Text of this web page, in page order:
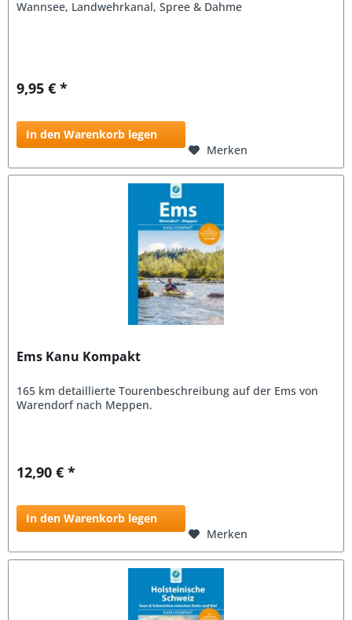
Wannsee, Landwehrkanal, Spree & Dahme
9,95 € *
In den Warenkorb legen
Merken
Ems Kanu Kompakt
165 km detaillierte Tourenbeschreibung auf der Ems von
Warendorf nach Meppen.
12,90 € *
In den Warenkorb legen
Merken